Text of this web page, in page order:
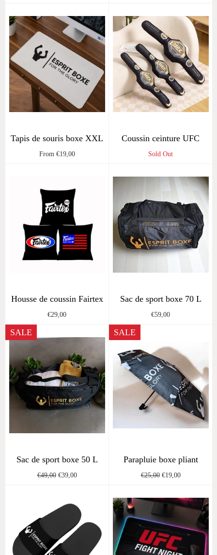
Tapis de souris boxe XXL
From €19,00
Coussin ceinture UFC
Sold Out
Housse de coussin Fairtex
Regular
€29,00
Sac de sport boxe 70 L
Regular
€59,00
Sac de sport boxe 50 L
Regular
€49,00Sale
€39,00
SALE
Parapluie boxe pliant
Regular
€25,00Sale
€19,00
SALE